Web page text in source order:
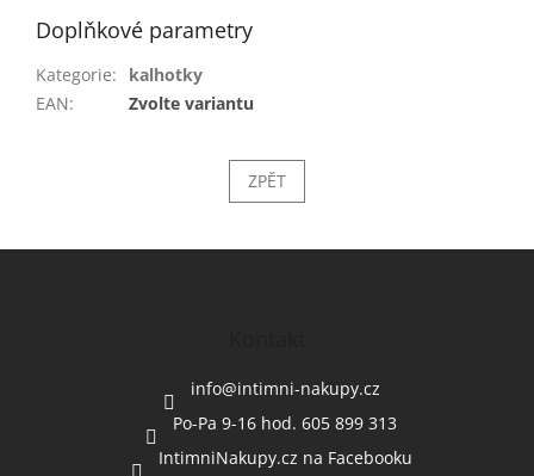
Doplňkové parametry
Kategorie:
kalhotky
EAN: Zvolte variantu
ZPĚT
info@intimni-nakupy.cz
Po-Pa 9-16 hod. 605 899 313
IntimniNakupy.cz na Facebooku